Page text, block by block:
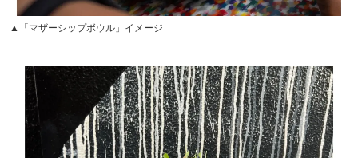
▲「マザーシップボウル」イメージ